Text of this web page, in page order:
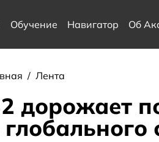
Обучение Навигатор Об
/ Лента
дорожает